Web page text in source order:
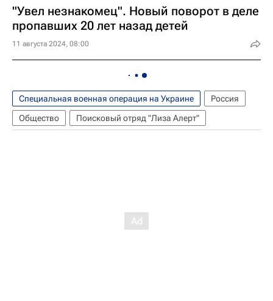
"Увел незнакомец". Новый поворот в деле
пропавших 20 лет назад детей
11 августа 2024, 08:00
Специальная военная операция на Украине
Россия
Общество
Поисковый отряд "Лиза Алерт"